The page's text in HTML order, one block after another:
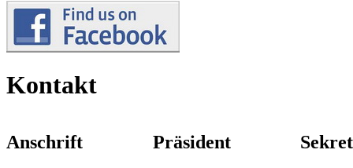
Kontakt
Anschrift Präsident